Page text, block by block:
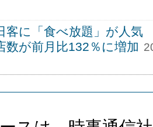
客に「食べ放題」が人
数が前月比132％に増加